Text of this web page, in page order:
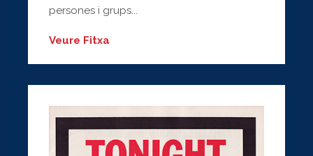
persones i grups...
Veure Fitxa